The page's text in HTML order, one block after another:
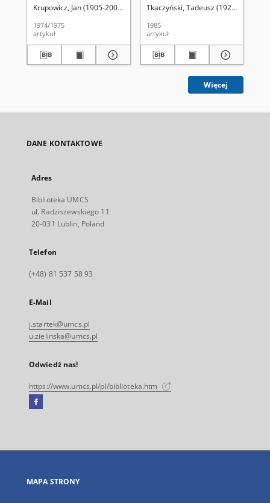
Krupowicz, Jan (1905-2007) Sapiecha, Kazimierz Gąszczyk, Ryszard
1974/1975
artykuł
Tkaczyński, Tadeusz (1925-2008)
1985
artykuł
Więcej
DANE KONTAKTOWE
Adres
Biblioteka UMCS
ul. Radziszewskiego 11
20-031 Lublin, Poland
Telefon
(+48) 81 537 58 93
E-Mail
j.startek@umcs.pl
u.zielinska@umcs.pl
Odwiedź nas!
https://www.umcs.pl/pl/biblioteka.htm
Facebook
się
karcie
MAPA STRONY